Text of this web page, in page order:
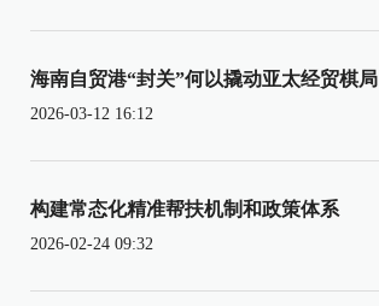
海南自贸港“封关”何以撬动亚太经贸棋局
2026-03-12 16:12
构建常态化精准帮扶机制和政策体系
2026-02-24 09:32